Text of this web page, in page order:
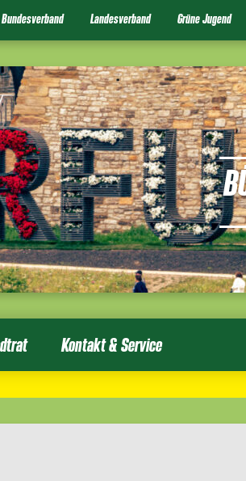
Bundesverband Landesverband Grüne Jugend
Kontakt & Service